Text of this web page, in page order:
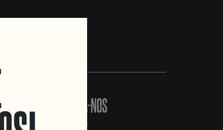
CONTACTA-NOS
Informações